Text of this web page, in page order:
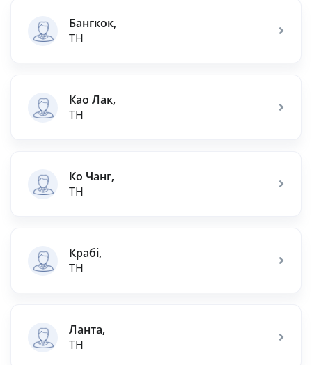
Бангкок,
TH
Као Лак,
TH
Ко Чанг,
TH
Крабі,
TH
Ланта,
TH